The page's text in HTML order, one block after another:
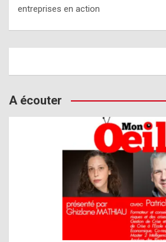
entreprises en action
A écouter